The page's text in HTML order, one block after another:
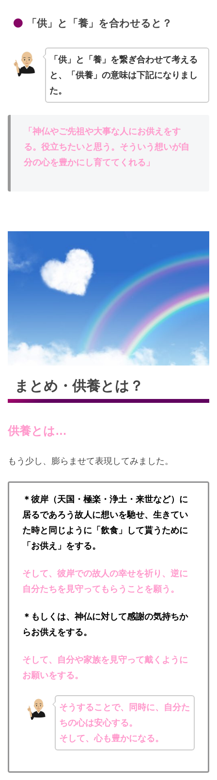
「供」と「養」を合わせると？
「供」と「養」を繋ぎ合わせて考える
と、「供養」の意味は下記になりまし
た。
「神仏やご先祖や大事な人にお供えをす
る。役立ちたいと思う。そういう想いが自
分の心を豊かにし育ててくれる」
まとめ・供養とは？
供養とは…
もう少し、膨らませて表現してみました。
＊彼岸（天国・極楽・浄土・来世など）に
居るであろう故人に想いを馳せ、生きてい
た時と同じように「飲食」して貰うために
「お供え」をする。
そして、彼岸での故人の幸せを祈り、逆に
自分たちを見守ってもらうことを願う。
＊もしくは、神仏に対して感謝の気持ちか
らお供えをする。
そして、自分や家族を見守って戴くように
お願いをする。
そうすることで、同時に、自分た
ちの心は安心する。
そして、心も豊かになる。